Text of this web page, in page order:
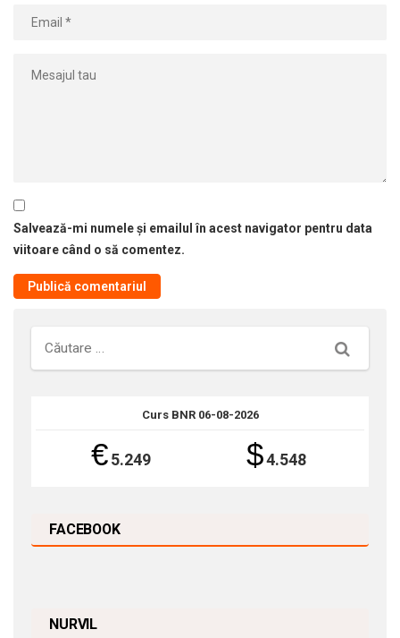
Salvează-mi numele și emailul în acest navigator pentru data
viitoare când o să comentez.
Căutare
Curs BNR 06-08-2026
€5.249 $4.548
FACEBOOK
NURVIL